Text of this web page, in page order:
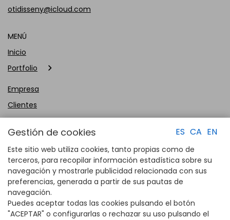
ES CA EN
Gestión de cookies
Este sitio web utiliza cookies, tanto propias como de
terceros, para recopilar información estadística sobre su
navegación y mostrarle publicidad relacionada con sus
preferencias, generada a partir de sus pautas de
navegación.
Puedes aceptar todas las cookies pulsando el botón
"ACEPTAR" o configurarlas o rechazar su uso pulsando el
otidisseny@icloud.com
MENÚ
Inicio
Portfolio
Empresa
Clientes
Contacto